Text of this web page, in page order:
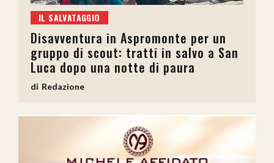
IL SALVATAGGIO
Disavventura in Aspromonte per un
gruppo di scout: tratti in salvo a San
Luca dopo una notte di paura
Redazione